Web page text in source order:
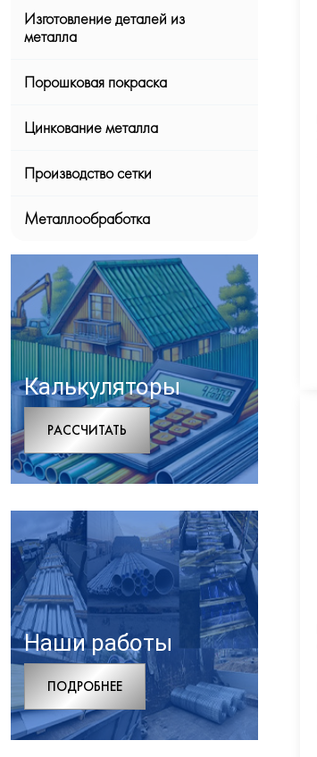
Изготовление деталей из
металла
Порошковая покраска
Цинкование металла
Производство сетки
Металлообработка
Калькуляторы
РАCСЧИТАТЬ
Наши работы
ПОДРОБНЕЕ